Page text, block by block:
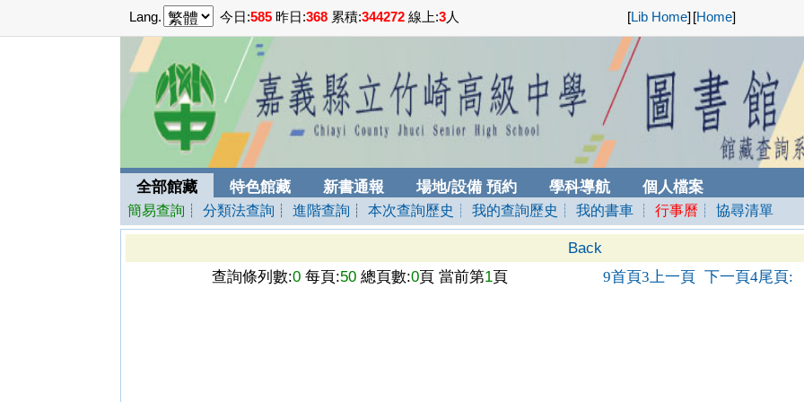
Lang. 今日:585 昨日:368 累積:344272 線上:3人 [Lib Home] [Home]
全部館藏 特色館藏 新書通報 場地/設備 預約 學科導航 個人檔案
簡易查詢 ┊分類法查詢 ┊進階查詢 ┊本次查詢歷史 ┊ 我的查詢歷史 ┊ 我的書車 ┊行事曆 ┊ 協尋清單
Back
查詢條列數:0 每頁:50 總頁數:0頁 當前第1頁 9首頁3上一頁 下一頁4尾頁: